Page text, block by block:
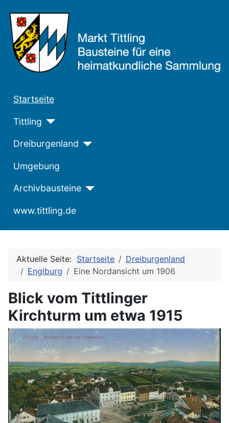
Startseite
Tittling
Dreiburgenland
Umgebung
Archivbausteine
www.tittling.de
Aktuelle Seite: Startseite
Dreiburgenland
Englburg
Eine Nordansicht um 1906
Blick vom Tittlinger
Kirchturm um etwa 1915